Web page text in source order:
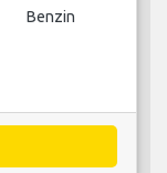
Benzin